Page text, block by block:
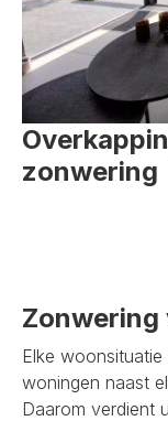
zonwering
Zonwering
Elke
woningen naast
Daarom verdient